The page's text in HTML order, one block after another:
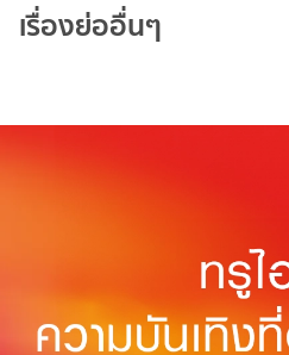
เรื่องย่ออื่นๆ